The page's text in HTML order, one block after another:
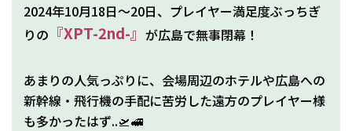
2024年10月18日～20日、プレイヤー満足度ぶっちぎ
りの 『XPT-2nd-』 が広島で無事閉幕！
あまりの人気っぷりに、会場周辺のホテルや広島への
新幹線・飛行機の手配に苦労した遠方のプレイヤー様
も多かったはず..🛫🚅